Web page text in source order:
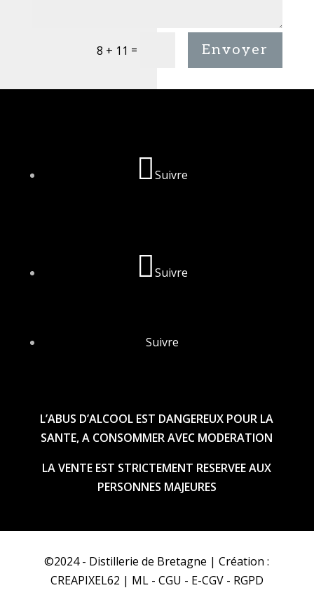
8 + 11 = Envoyer
Suivre
Suivre
Suivre
L’ABUS D’ALCOOL EST DANGEREUX POUR LA
SANTE, A CONSOMMER AVEC MODERATION
LA VENTE EST STRICTEMENT RESERVEE AUX
PERSONNES MAJEURES
©2024 - Distillerie de Bretagne | Création :
CREAPIXEL62 | ML - CGU - E-CGV- RGPD